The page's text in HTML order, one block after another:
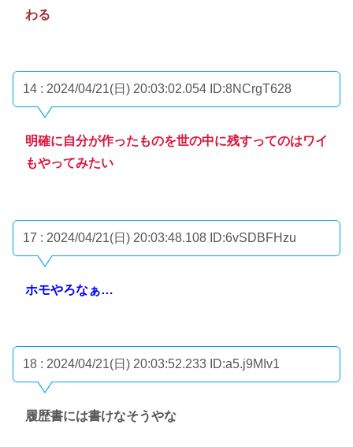
わる
14 : 2024/04/21(日) 20:03:02.054 ID:8NCrgT628
明確に自分が作ったものを世の中に残すってのはワイ
もやってみたい
17 : 2024/04/21(日) 20:03:48.108 ID:6vSDBFHzu
ホモやろなぁ…
18 : 2024/04/21(日) 20:03:52.233 ID:a5.j9MIv1
履歴書には書けなそうやな